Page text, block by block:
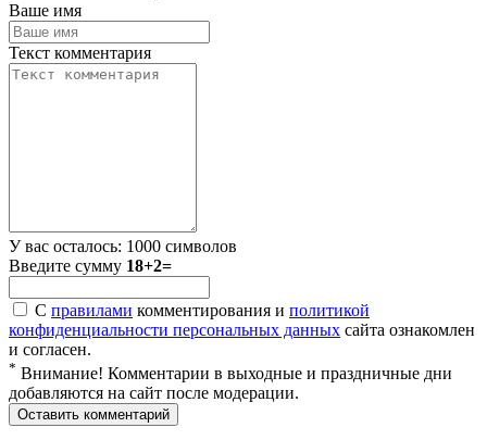
Ваше имя
Текст комментария
У вас осталось: 1000 символов
Введите сумму 18+2=
С правилами комментирования и политикой
конфиденциальности персональных данных сайта ознакомлен
и согласен.
* Внимание! Комментарии в выходные и праздничные дни
добавляются на сайт после модерации.